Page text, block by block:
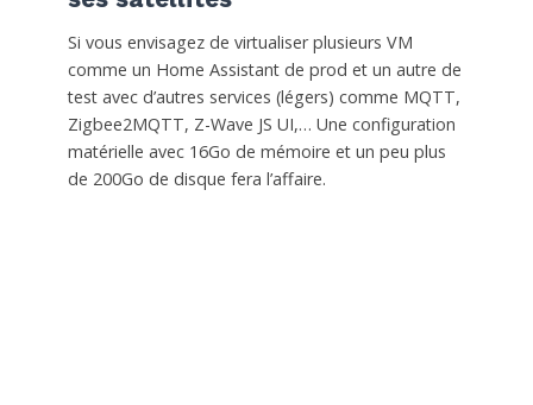
Si vous envisagez de virtualiser plusieurs VM
comme un Home Assistant de prod et un autre de
test avec d’autres services (légers) comme MQTT,
Zigbee2MQTT, Z-Wave JS UI,… Une configuration
matérielle avec 16Go de mémoire et un peu plus
de 200Go de disque fera l’affaire.